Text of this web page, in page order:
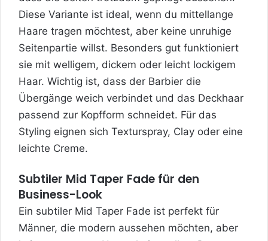
Diese Variante ist ideal, wenn du mittellange
Haare tragen möchtest, aber keine unruhige
Seitenpartie willst. Besonders gut funktioniert
sie mit welligem, dickem oder leicht lockigem
Haar. Wichtig ist, dass der Barbier die
Übergänge weich verbindet und das Deckhaar
passend zur Kopfform schneidet. Für das
Styling eignen sich Texturspray, Clay oder eine
leichte Creme.
Subtiler Mid Taper Fade für den
Business-Look
Ein subtiler Mid Taper Fade ist perfekt für
Männer, die modern aussehen möchten, aber